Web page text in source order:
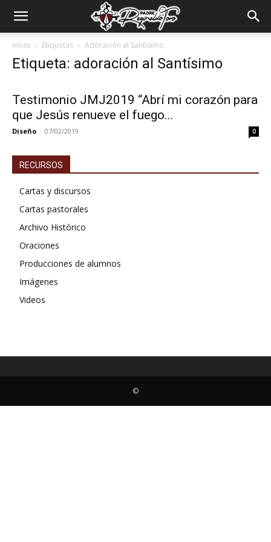
Padre
Reginaldo
Toro
Inicio Etiquetas Adoración al Santísimo
Etiqueta: adoración al Santísimo
Testimonio JMJ2019 “Abrí mi corazón para
que Jesús renueve el fuego...
Diseño - 07/02/2019 0
RECURSOS
Cartas y discursos
Cartas pastorales
Archivo Histórico
Oraciones
Producciones de alumnos
Imágenes
Videos
©